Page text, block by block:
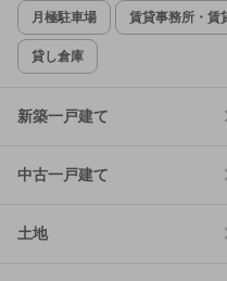
月極駐車場 賃貸事務所・賃
貸し倉庫
新築一戸建て
中古一戸建て
土地